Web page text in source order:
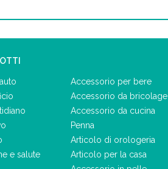
e salute
Accessorio per bere
Accessorio da bricolage
Accessorio da cucina
Penna
Articolo di orologeria
Articolo per la casa